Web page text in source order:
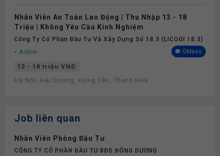
Nhân Viên An Toàn Lao Động | Thu Nhập 13 - 18
Triệu | Không Yêu Cầu Kinh Nghiệm
Công Ty Cổ Phần Đầu Tư Và Xây Dựng Số 18.3 (LICOGI 18.3)
Active OMess
13 - 18 triệu VND
Hà Nội, Hải Dương, Hưng Yên, Thanh Hóa
Job liên quan
Nhân Viên Phòng Đầu Tư
CÔNG TY CỔ PHẦN ĐẦU TƯ BĐS ĐÔNG DƯƠNG